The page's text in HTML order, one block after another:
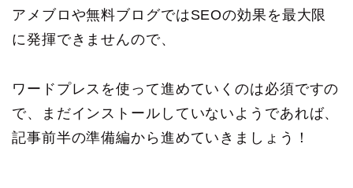
アメブロや無料ブログではSEOの効果を最大限
に発揮できませんので、
ワードプレスを使って進めていくのは必須ですの
で、まだインストールしていないようであれば、
記事前半の準備編から進めていきましょう！